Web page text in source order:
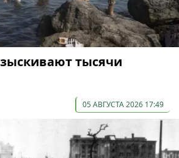
тысячи
05 АВГУСТА 2026 17:49